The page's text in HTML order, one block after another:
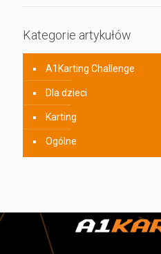
Kategorie artykułów
A1Karting Challenge
Dla dzieci
Karting
Ogólne